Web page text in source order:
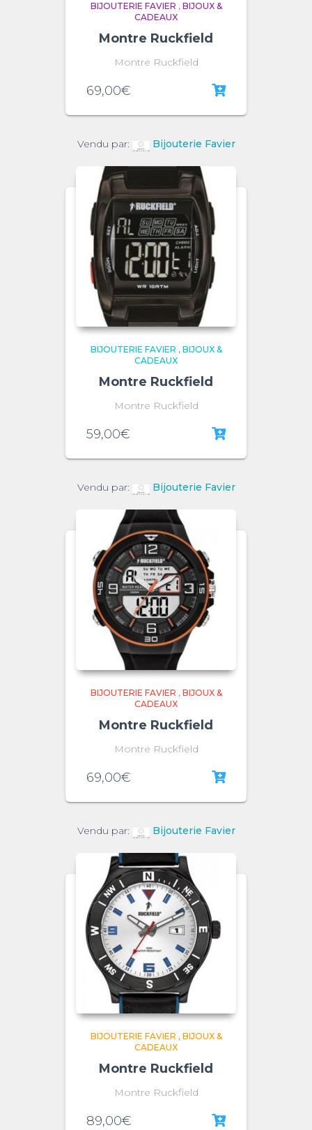
BIJOUTERIE FAVIER , BIJOUX &
CADEAUX
Montre Ruckfield
Montre Ruckfield
69,00€
Vendu par: Bijouterie Favier
BIJOUTERIE FAVIER , BIJOUX &
CADEAUX
Montre Ruckfield
Montre Ruckfield
59,00€
Vendu par: Bijouterie Favier
BIJOUTERIE FAVIER , BIJOUX &
CADEAUX
Montre Ruckfield
Montre Ruckfield
69,00€
Vendu par: Bijouterie Favier
BIJOUTERIE FAVIER , BIJOUX &
CADEAUX
Montre Ruckfield
Montre Ruckfield
89,00€